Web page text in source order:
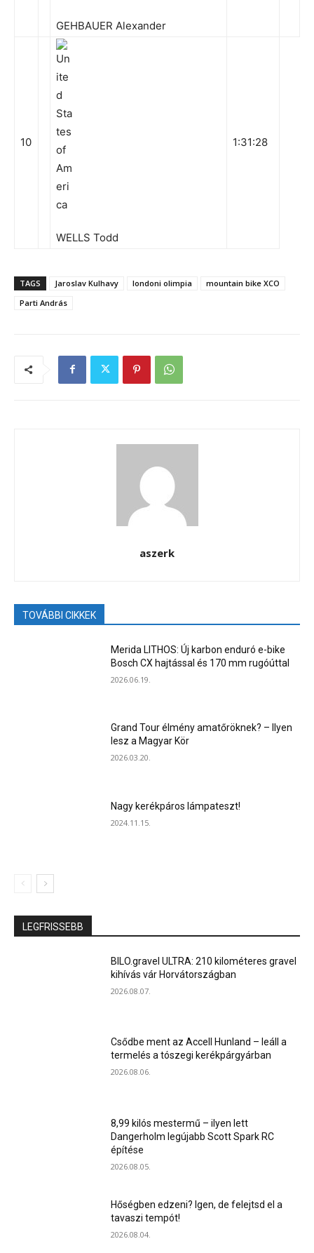
GEHBAUER Alexander
10
WELLS Todd
1:31:28
TAGS Jaroslav Kulhavy londoni olimpia
mountain bike XCO
Parti András
aszerk
TOVÁBBI CIKKEK
Merida LITHOS: Új karbon enduró e-bike
Bosch CX hajtással és 170 mm rugóúttal
2026.06.19.
Grand Tour élmény amatőröknek? – Ilyen
lesz a Magyar Kör
2026.03.20.
Nagy kerékpáros lámpateszt!
2024.11.15.
LEGFRISSEBB
BILO.gravel ULTRA: 210 kilométeres gravel
kihívás vár Horvátországban
2026.08.07.
Csődbe ment az Accell Hunland – leáll a
termelés a tószegi kerékpárgyárban
2026.08.06.
8,99 kilós mestermű – ilyen lett
Dangerholm legújabb Scott Spark RC
építése
2026.08.05.
Hőségben edzeni? Igen, de felejtsd el a
tavaszi tempót!
2026.08.04.